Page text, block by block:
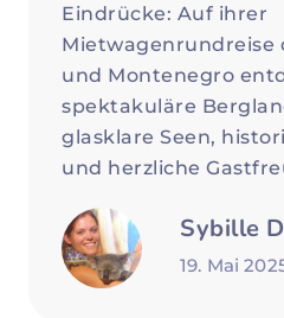
Eindrücke: Auf ihrer
Mietwagenrundreise
und Montenegro
spektakuläre
glasklare Seen,
und herzliche
Sybille
19. Mai